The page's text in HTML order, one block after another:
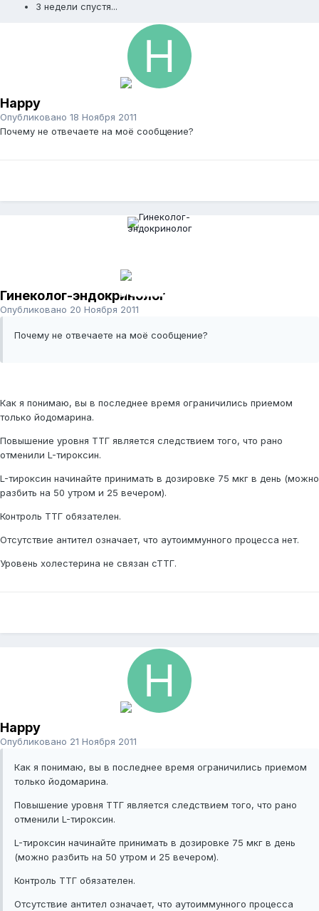
3 недели спустя...
Happy
Опубликовано 18 Ноября 2011
Почему не отвечаете на моё сообщение?
Гинеколог-эндокринолог
Опубликовано 20 Ноября 2011
Почему не отвечаете на моё сообщение?
Как я понимаю, вы в последнее время ограничились приемом
только йодомарина.
Повышение уровня ТТГ является следствием того, что рано
отменили L-тироксин.
L-тироксин начинайте принимать в дозировке 75 мкг в день (можно
разбить на 50 утром и 25 вечером).
Контроль ТТГ обязателен.
Отсутствие антител означает, что аутоиммунного процесса нет.
Уровень холестерина не связан сТТГ.
Happy
Опубликовано 21 Ноября 2011
Как я понимаю, вы в последнее время ограничились приемом
только йодомарина.
Повышение уровня ТТГ является следствием того, что рано
отменили L-тироксин.
L-тироксин начинайте принимать в дозировке 75 мкг в день
(можно разбить на 50 утром и 25 вечером).
Контроль ТТГ обязателен.
Отсутствие антител означает, что аутоиммунного процесса